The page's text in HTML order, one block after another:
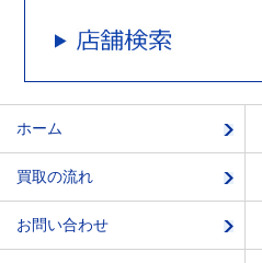
ホーム
買取の流れ
お問い合わせ